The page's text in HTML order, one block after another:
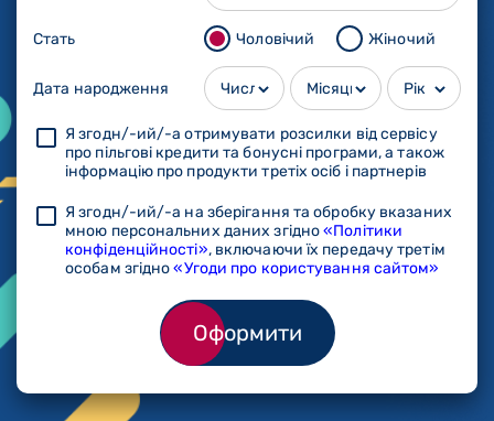
Стать Чоловічий Жіночий
Дата народження
Я згодн/-ий/-а отримувати розсилки від сервісу
про пільгові кредити та бонусні програми, а також
інформацію про продукти третіх осіб і партнерів
Я згодн/-ий/-а на зберігання та обробку вказаних
мною персональних даних згідно«Політики
конфіденційності», включаючи їх передачу третім
особам згідно«Угоди про користування сайтом»
Оформити